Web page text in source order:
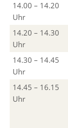
14.00 – 14.20
Uhr
14.20 – 14.30
Uhr
14.30 – 14.45
Uhr
14.45 – 16.15
Uhr